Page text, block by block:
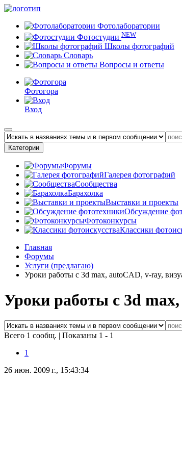
Фотолаборатории
Фотостудии NEW
Школы фотографий
Словарь
Вопросы и ответы
Фотогора
Вход
Категории
Форумы
Галерея фотографий
Сообщества
Барахолка
Выставки и проекты
Обсуждение
Фотоконкурсы
Классики
Главная
Форумы
Услуги (предлагаю)
Уроки работы с 3d max, autoCAD, v-ray,
Уроки работы с 3d
Всего 1 сообщ. | Показаны 1 - 1
1
26 июн. 2009 г., 15:43:34